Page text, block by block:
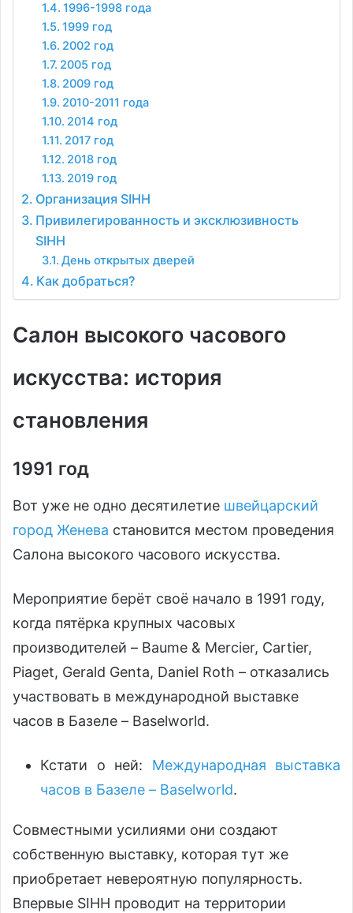
1996-1998 года
1999 год
2002 год
2005 год
2009 год
2010-2011 года
2014 год
2017 год
2018 год
2019 год
Организация SIHH
Привилегированность и эксклюзивность
SIHH
День открытых дверей
Как добраться?
Салон высокого часового
искусства: история
становления
1991 год
Вот уже не одно десятилетие швейцарский
город Женева становится местом проведения
Салона высокого часового искусства.
Мероприятие берёт своё начало в 1991 году,
когда пятёрка крупных часовых
производителей – Baume & Mercier, Cartier,
Piaget, Gerald Genta, Daniel Roth – отказались
участвовать в международной выставке
часов в Базеле – Baselworld.
Кстати о ней: Международная выставка
часов в Базеле – Baselworld.
Совместными усилиями они создают
собственную выставку, которая тут же
приобретает невероятную популярность.
Впервые SIHH проводит на территории